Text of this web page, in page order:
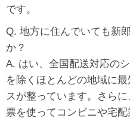
です。
Q. 地方に住んでいても新
か？
A. はい、全国配送対応の
を除くほとんどの地域に
スが整っています。さら
票を使ってコンビニや宅